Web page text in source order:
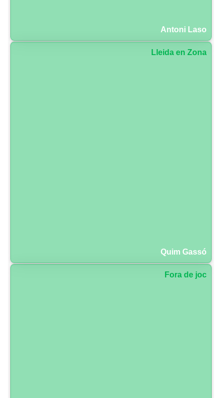
Antoni Laso
Lleida en Zona
Quim Gassó
Fora de joc